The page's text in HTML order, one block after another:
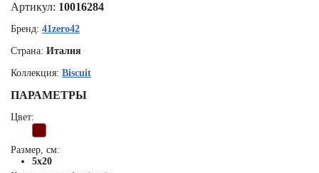
Артикул: 10016284
Бренд: 41zero42
Страна: Италия
Коллекция: Biscuit
ПАРАМЕТРЫ
Цвет:
Размер, см:
5x20